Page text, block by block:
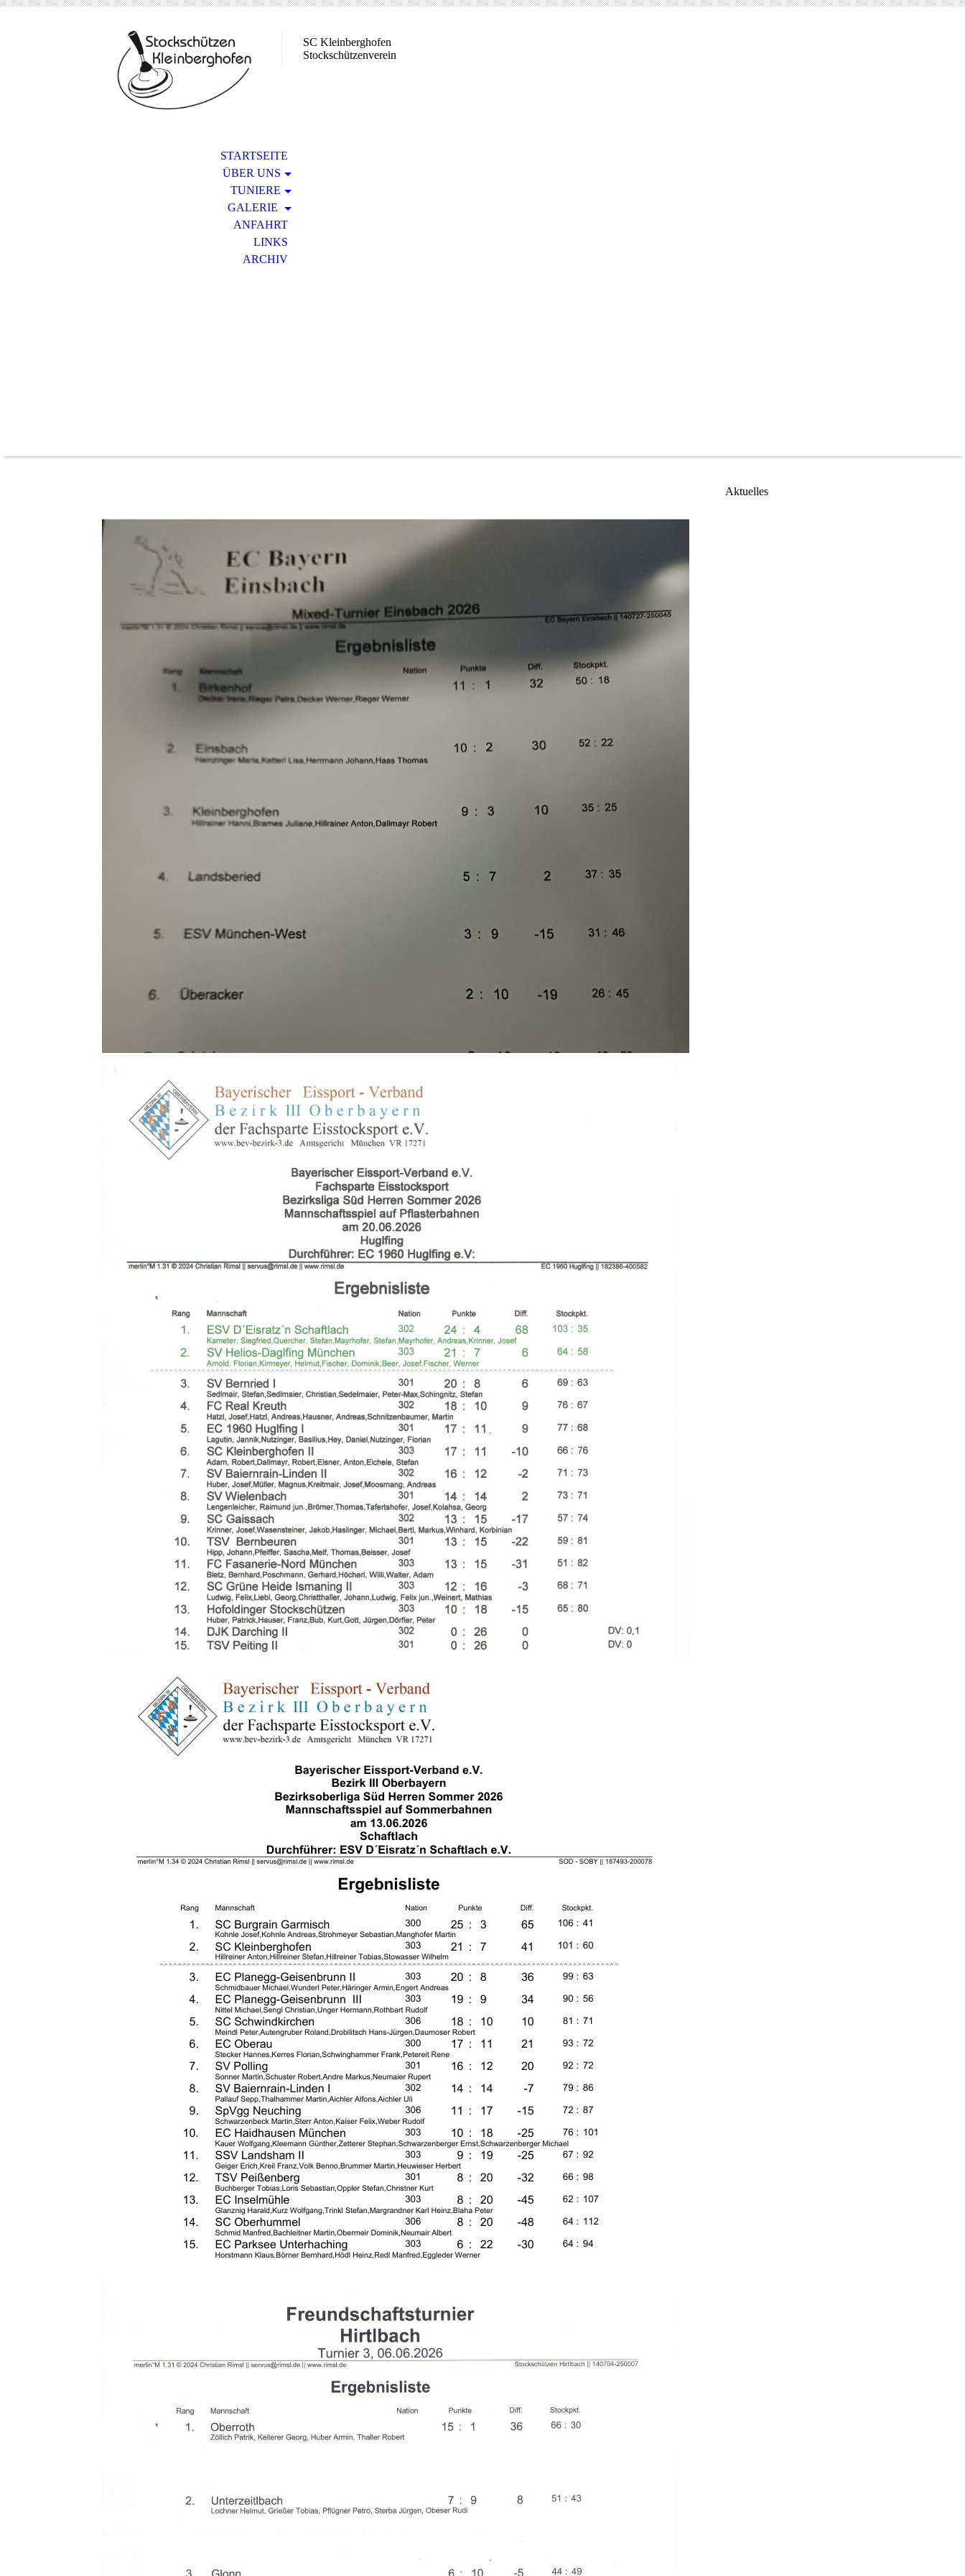
SC Kleinberghofen
Stockschützenverein
STARTSEITE
ÜBER UNS
TUNIERE
GALERIE
ANFAHRT
LINKS
ARCHIV
Aktuelles